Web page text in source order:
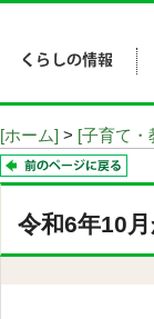
[ホーム] > [子育て・
令和6年10